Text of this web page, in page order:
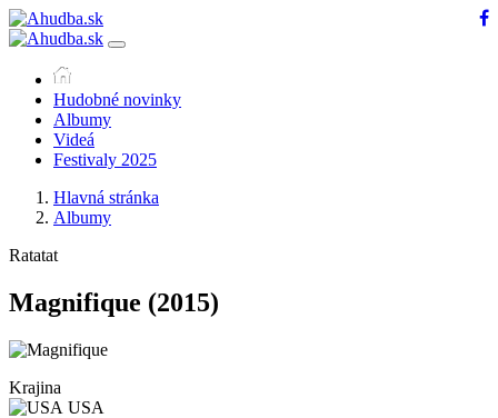
Hudobné novinky
Albumy
Videá
Festivaly 2025
Hlavná stránka
Albumy
Ratatat
Magnifique (2015)
Krajina
USA